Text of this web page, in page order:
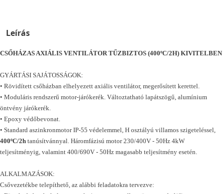
Leírás
CSŐHÁZAS AXIÁLIS VENTILÁTOR TŰZBIZTOS (400ºC/2H) KIVITELBEN
GYÁRTÁSI SAJÁTOSSÁGOK:
• Rövidített csőházban elhelyezett axiális ventilátor, megerősített kerettel.
• Moduláris rendszerű motor-járókerék. Változtatható lapátszögű, alumínium
öntvény járókerék.
• Epoxy védőbevonat.
• Standard aszinkronmotor IP-55 védelemmel, H osztályú villamos szigeteléssel,
400ºC/2h tanúsítvánnyal. Háromfázisú motor 230/400V - 50Hz 4kW
teljesítményig, valamint 400/690V - 50Hz magasabb teljesítmény esetén.
ALKALMAZÁSOK:
Csővezetékbe telepíthető, az alábbi feladatokra tervezve: